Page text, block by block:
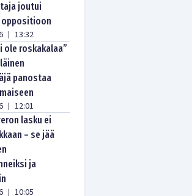
joutui
oppositioon
| 13:32
ole roskakalaa”
panostaa
| 12:01
lasku ei
– se jää
ja
| 10:05